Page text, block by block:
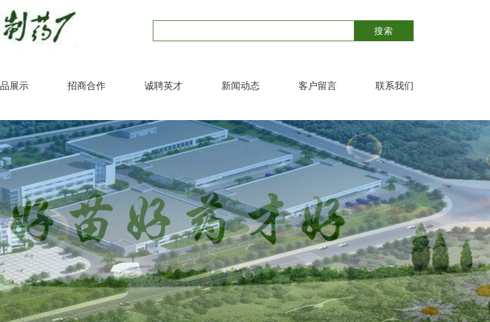
展示 招商合作 诚聘英才 新闻动态 客户留言 联系我们